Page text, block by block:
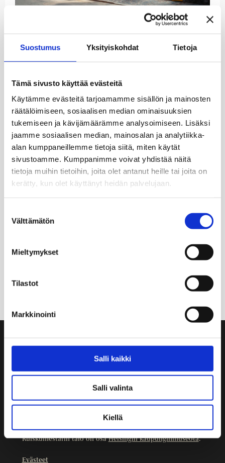
Suostumus Yksityiskohdat Tietoja
Tämä sivusto käyttää evästeitä
Käytämme evästeitä tarjoamamme sisällön ja mainosten
räätälöimiseen, sosiaalisen median ominaisuuksien
tukemiseen ja kävijämäärämme analysoimiseen. Lisäksi
jaamme sosiaalisen median, mainosalan ja analytiikka-
alan kumppaneillemme tietoja siitä, miten käytät
sivustoamme. Kumppanimme voivat yhdistää näitä
tietoja muihin tietoihin, joita olet antanut heille tai joita on
kerätty, kun olet käyttänyt heidän palvelujaan.
valinta
Välttämätön
Mieltymykset
Tilastot
Markkinointi
Salli kaikki
Salli valinta
Kiellä
Tervetuloa kuuntelemaan Pihasoittoa
Ruiskumestarin taloon! Vapaa pääsy.
ohjelmisto soi tuulahduksia Ranskan,
musiikkityylien kokonaisuuteen, jossa leimallista
on kaksi akustista kitaraa, viulu ja stemmalaulanta.
Caskas onPirjo Suvilehto(laulu ja kitara),Raija
Pyykkö(viulu ja laulu) jaPetri Kaasinen(kitara ja
laulu).
Kuva: Erkki Salmela, 1980 / Helsingin
kaupunginmuseo.
 Julkaistu:20.5.2024
Kristianinkatu 12
Ruiskumestarin talo on osaHelsingin kaupunginmuseota.
Evästeet